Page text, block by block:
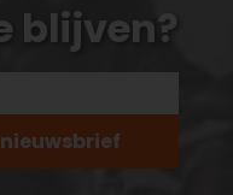
blijven?